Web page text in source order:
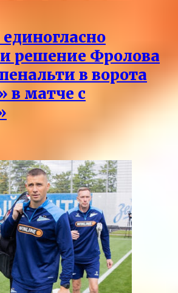
решение Фролова
в ворота
в матче с